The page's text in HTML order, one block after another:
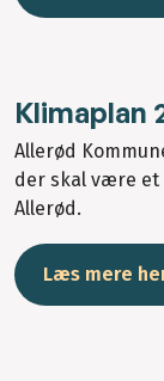
Klimaplan
Allerød
der skal være
Allerød.
Læs mere